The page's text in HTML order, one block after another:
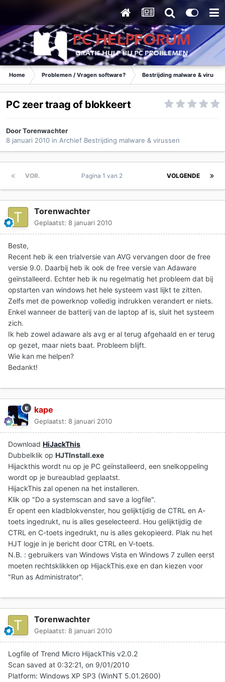
Home Problemen / Vragen software? Bestrijding malware &
PC zeer traag of blokkeert
DoorTorenwachter
8 januari 2010 in Archief Bestrijding malware & virussen
VOR. VOLGENDE
Pagina 1 van 2
Torenwachter
Geplaatst: 8 januari 2010
Beste,
Recent heb ik een trialversie van AVG vervangen door de free
versie 9.0. Daarbij heb ik ook de free versie van Adaware
geïnstalleerd. Echter heb ik nu regelmatig het probleem dat bij
opstarten van windows het hele systeem vast lijkt te zitten.
Zelfs met de powerknop volledig indrukken verandert er niets.
Enkel wanneer de batterij van de laptop af is, sluit het systeem
zich.
Ik heb zowel adaware als avg er al terug afgehaald en er terug
op gezet, maar niets baat. Probleem blijft.
Wie kan me helpen?
Bedankt!
kape
Geplaatst: 8 januari 2010
Download HiJackThis
Dubbelklik op HJTInstall.exe
Hijackthis wordt nu op je PC geïnstalleerd, een snelkoppeling
wordt op je bureaublad geplaatst.
HijackThis zal openen na het installeren.
Klik op "Do a systemscan and save a logfile".
Er opent een kladblokvenster, hou gelijktijdig de CTRL en A-
toets ingedrukt, nu is alles geselecteerd. Hou gelijktijdig de
CTRL en C-toets ingedrukt, nu is alles gekopieerd. Plak nu het
HJT logje in je bericht door CTRL en V-toets.
N.B. : gebruikers van Windows Vista en Windows 7 zullen eerst
moeten rechtsklikken op HijackThis.exe en dan kiezen voor
"Run as Administrator".
Torenwachter
Geplaatst: 8 januari 2010
Logfile of Trend Micro HijackThis v2.0.2
Scan saved at 0:32:21, on 9/01/2010
Platform: Windows XP SP3 (WinNT 5.01.2600)